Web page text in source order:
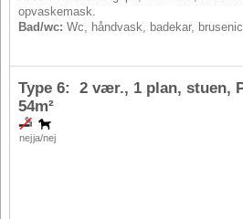
opvaskemask.
Bad/wc: Wc, håndvask, badekar,
nejja/nej
Type 6: 2 vær., 1 plan, stuen,
54m²